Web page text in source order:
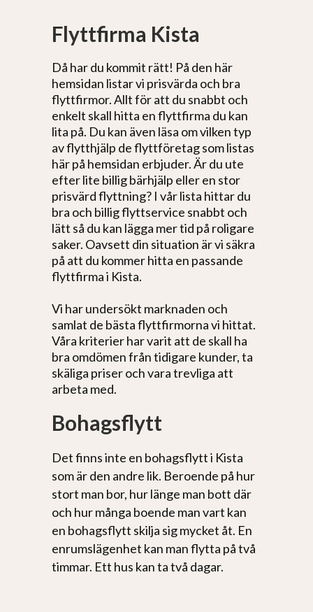
Flyttfirma Kista
Då har du kommit rätt! På den här
hemsidan listar vi prisvärda och bra
flyttfirmor. Allt för att du snabbt och
enkelt skall hitta en flyttfirma du kan
lita på. Du kan även läsa om vilken typ
av flytthjälp de flyttföretag som listas
här på hemsidan erbjuder. Är du ute
efter lite billig bärhjälp eller en stor
prisvärd flyttning? I vår lista hittar du
bra och billig flyttservice snabbt och
lätt så du kan lägga mer tid på roligare
saker. Oavsett din situation är vi säkra
på att du kommer hitta en passande
flyttfirma i Kista.
Vi har undersökt marknaden och
samlat de bästa flyttfirmorna vi hittat.
Våra kriterier har varit att de skall ha
bra omdömen från tidigare kunder, ta
skäliga priser och vara trevliga att
arbeta med.
Bohagsflytt
Det finns inte en bohagsflytt i Kista
som är den andre lik. Beroende på hur
stort man bor, hur länge man bott där
och hur många boende man vart kan
en bohagsflytt skilja sig mycket åt. En
enrumslägenhet kan man flytta på två
timmar. Ett hus kan ta två dagar.